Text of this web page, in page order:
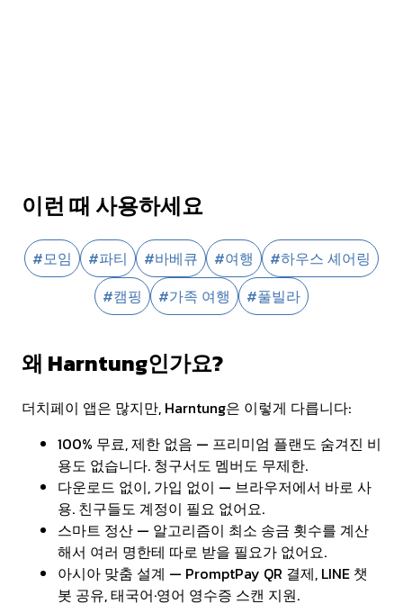
이런 때 사용하세요
#모임 #파티 #바베큐 #여행 #하우스 셰어링
#캠핑 #가족 여행 #풀빌라
왜 Harntung인가요?
더치페이 앱은 많지만, Harntung은 이렇게 다릅니다:
100% 무료, 제한 없음 — 프리미엄 플랜도 숨겨진 비
용도 없습니다. 청구서도 멤버도 무제한.
다운로드 없이, 가입 없이 — 브라우저에서 바로 사
용. 친구들도 계정이 필요 없어요.
스마트 정산 — 알고리즘이 최소 송금 횟수를 계산
해서 여러 명한테 따로 받을 필요가 없어요.
아시아 맞춤 설계 — PromptPay QR 결제, LINE 챗
봇 공유, 태국어·영어 영수증 스캔 지원.